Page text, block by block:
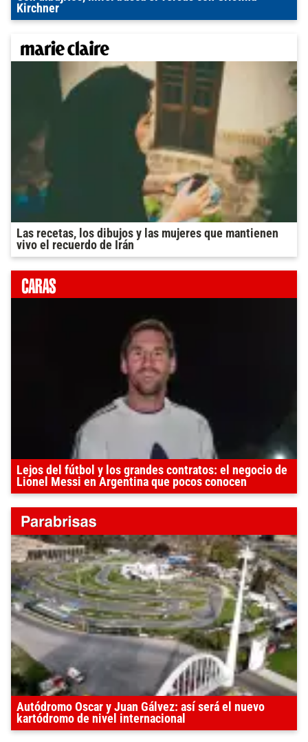
Kirchner
Las recetas, los dibujos y las mujeres que mantienen
vivo el recuerdo de Irán
Lejos del fútbol y los grandes contratos: el negocio de
Lionel Messi en Argentina que pocos conocen
Autódromo Oscar y Juan Gálvez: así será el nuevo
kartódromo de nivel internacional